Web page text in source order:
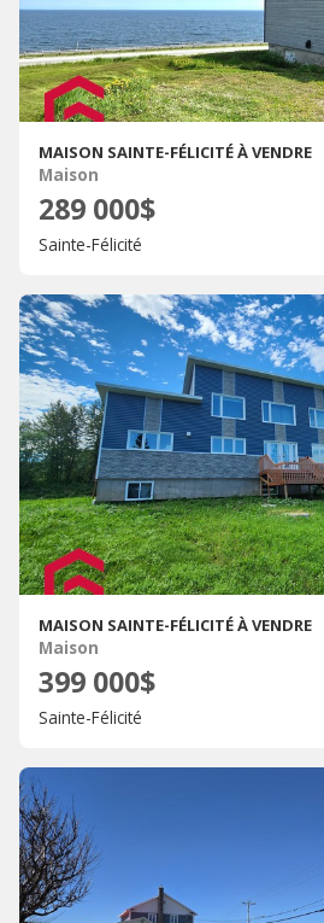
MAISON SAINTE-FÉLICITÉ À VENDRE
Maison
289 000$
Sainte-Félicité
MAISON SAINTE-FÉLICITÉ À VENDRE
Maison
399 000$
Sainte-Félicité